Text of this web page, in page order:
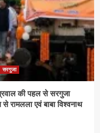
सरगुजा
की पहल से सरगुजा
रामलला एवं बाबा विश्वनाथ